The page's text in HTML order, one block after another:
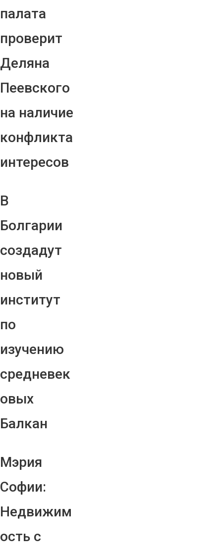
палата
проверит
Деляна
Пеевского
на наличие
конфликта
интересов
В
Болгарии
создадут
новый
институт
по
изучению
средневек
овых
Балкан
Мэрия
Софии:
Недвижим
ость с